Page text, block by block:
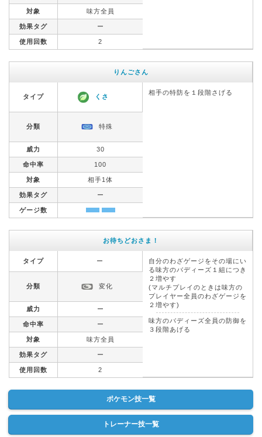
対象 味方全員
効果タグ ー
使用回数 2
りんごさん
タイプ くさ
相手の特防を１段階さげる
分類 特殊
威力 30
命中率 100
対象 相手1体
効果タグ ー
ゲージ数
お待ちどおさま！
タイプ ー
自分のわざゲージをその場にい
る味方のバディーズ１組につき
２増やす
(マルチプレイのときは味方の
プレイヤー全員のわざゲージを
２増やす)
味方のバディーズ全員の防御を
３段階あげる
分類 変化
威力 ー
命中率 ー
対象 味方全員
効果タグ ー
使用回数 2
ポケモン技一覧
トレーナー技一覧